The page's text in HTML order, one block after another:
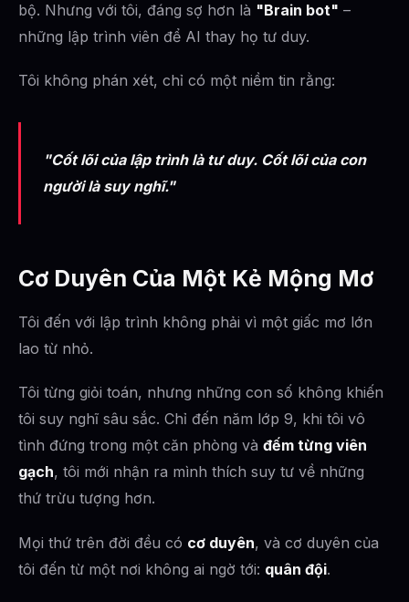
bộ. Nhưng với tôi, đáng sợ hơn là "Brain bot" –
những lập trình viên để AI thay họ tư duy.
Tôi không phán xét, chỉ có một niềm tin rằng:
"Cốt lõi của lập trình là tư duy. Cốt lõi của con
người là suy nghĩ."
Cơ Duyên Của Một Kẻ Mộng Mơ
Tôi đến với lập trình không phải vì một giấc mơ lớn
lao từ nhỏ.
Tôi từng giỏi toán, nhưng những con số không khiến
tôi suy nghĩ sâu sắc. Chỉ đến năm lớp 9, khi tôi vô
tình đứng trong một căn phòng và đếm từng viên
gạch, tôi mới nhận ra mình thích suy tư về những
thứ trừu tượng hơn.
Mọi thứ trên đời đều có cơ duyên, và cơ duyên của
tôi đến từ một nơi không ai ngờ tới: quân đội.